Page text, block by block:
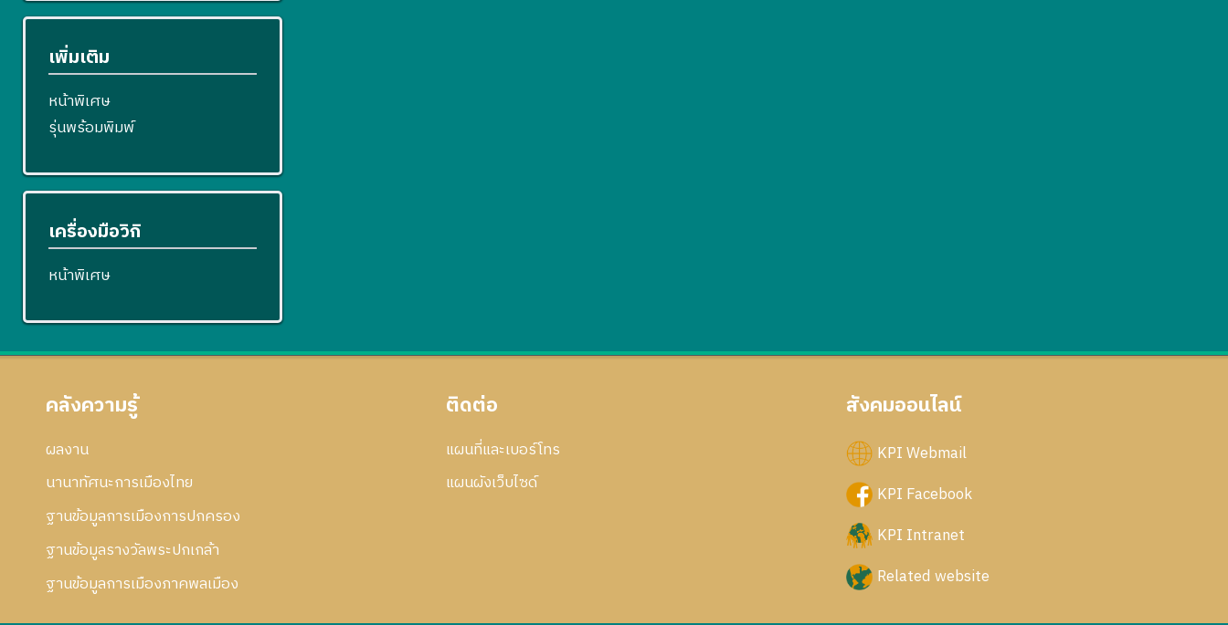
เพิ่มเติม
หน้าพิเศษ
รุ่นพร้อมพิมพ์
เครื่องมือวิกิ
หน้าพิเศษ
คลังความรู้
ผลงาน
นานาทัศนะการเมืองไทย
ฐานข้อมูลการเมืองการปกครอง
ฐานข้อมูลรางวัลพระปกเกล้า
ฐานข้อมูลการเมืองภาคพลเมือง
ติดต่อ
แผนที่และเบอร์โทร
แผนผังเว็บไซด์
สังคมออนไลน์
KPI Webmail
KPI Facebook
KPI Intranet
Related website